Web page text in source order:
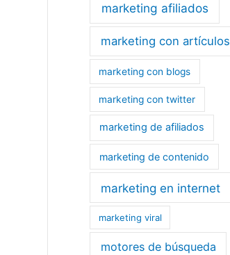
marketing afiliados
marketing con artículos
marketing con blogs
marketing con twitter
marketing de afiliados
marketing de contenido
marketing en internet
marketing viral
motores de búsqueda